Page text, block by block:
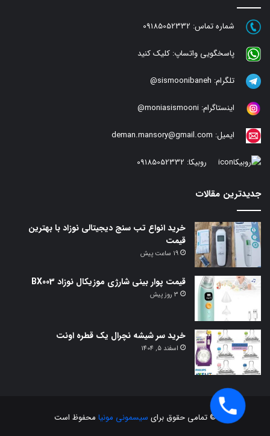
شماره تماس: 09185052332
پاسخگویی واتساپ: کلیک کنید
تلگرام: sismoonibaneh@
اینستاگرام: moniasismooni@
ایمیل: deman.mansory@gmail.com
روبیکا: 09185052332
جدیدترین مقالات
خرید انواع تب سنج دیجیتالی نوزاد با بهترین
قیمت
19 ساعت پیش
قیمت پوار بینی شارژی موزیکال نوزاد BX003
3 روز پیش
خرید سر شیشه نچرال یک قطره اونت
اسفند 5, 1404
© تمامی حقوق برای سیسمونی مونیا محفوظ است